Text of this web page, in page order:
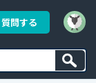
質問する